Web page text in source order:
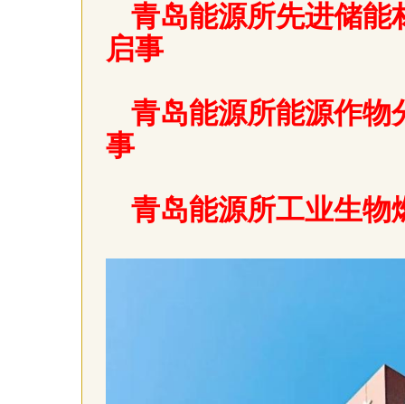
青岛能源所先进储能
启事
青岛能源所能源作物
事
青岛能源所工业生物